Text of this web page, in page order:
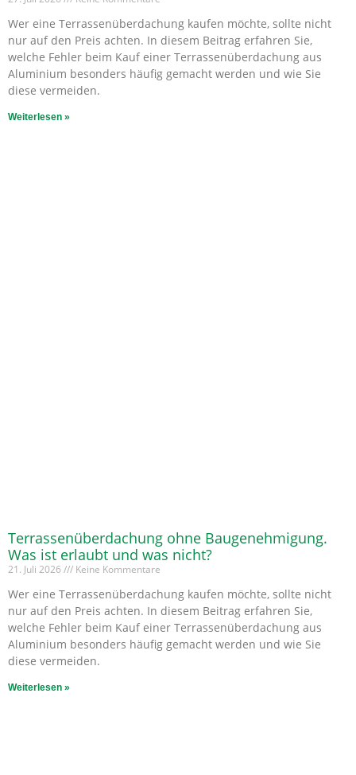
Wer eine Terrassenüberdachung kaufen möchte, sollte nicht
nur auf den Preis achten. In diesem Beitrag erfahren Sie,
welche Fehler beim Kauf einer Terrassenüberdachung aus
Aluminium besonders häufig gemacht werden und wie Sie
diese vermeiden.
Weiterlesen »
Terrassenüberdachung ohne Baugenehmigung.
Was ist erlaubt und was nicht?
21. Juli 2026 Keine Kommentare
Wer eine Terrassenüberdachung kaufen möchte, sollte nicht
nur auf den Preis achten. In diesem Beitrag erfahren Sie,
welche Fehler beim Kauf einer Terrassenüberdachung aus
Aluminium besonders häufig gemacht werden und wie Sie
diese vermeiden.
Weiterlesen »